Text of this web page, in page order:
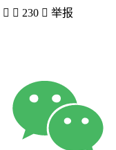
  230  举报